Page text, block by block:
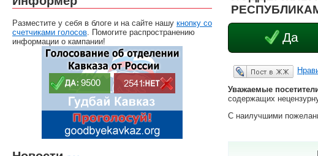
Да
Опубликовать в ЖЖ
Уважаемые
содержащих
С наилучшими
Разместите у себя в блоге и на сайте нашу кнопку со
счетчиками голосов. Помогите распространению
информации о кампании!